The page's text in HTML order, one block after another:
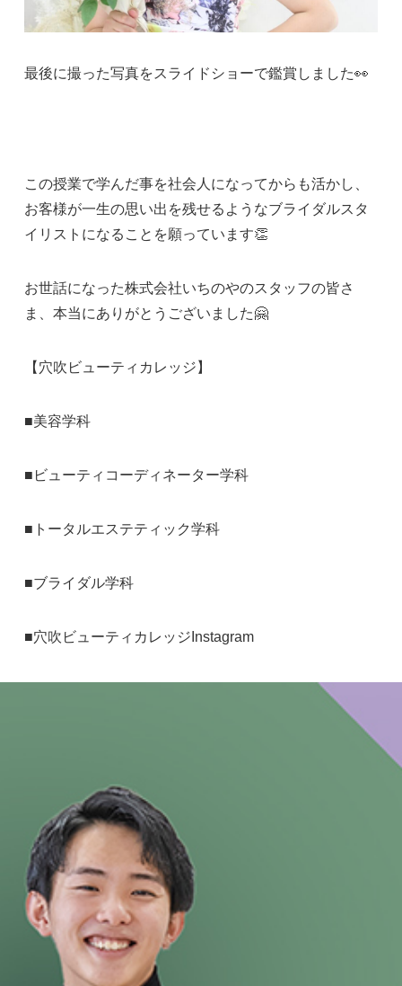
最後に撮った写真をスライドショーで鑑賞しました👀
この授業で学んだ事を社会人になってからも活かし、
お客様が一生の思い出を残せるようなブライダルスタ
イリストになることを願っています👏
お世話になった株式会社いちのやのスタッフの皆さ
ま、本当にありがとうございました🤗
【穴吹ビューティカレッジ】
■美容学科
■ ビューティコーディネーター学科
■ トータルエステティック学科
■ブライダル学科
■穴吹ビューティカレッジInstagram